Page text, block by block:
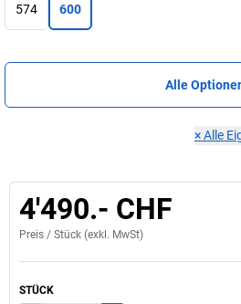
574 600
Alle
×Alle
4'490.- CHF
Preis / Stück (exkl. MwSt)
STÜCK